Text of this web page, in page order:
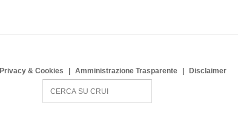
Privacy & Cookies Amministrazione Trasparente Disclaimer